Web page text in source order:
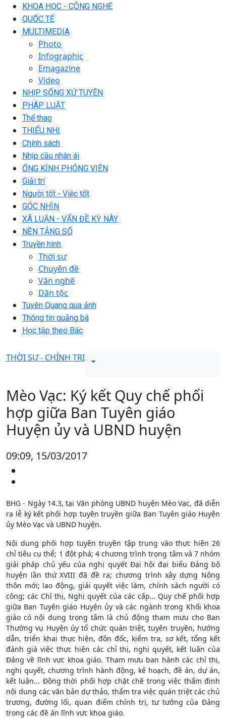
KHOA HỌC - CÔNG NGHỆ
QUỐC TẾ
MULTIMEDIA
Photo
Infographic
Emagazine
Video
NHỊP SỐNG XỨ TUYÊN
PHÁP LUẬT
Thể thao
THIẾU NHI
Chính sách
Nhịp cầu nhân ái
ỐNG KÍNH PHÓNG VIÊN
Giải trí
Người tốt - Việc tốt
GÓC NHÌN
XÃ LUẬN - VẤN ĐỀ KỲ NÀY
NỀN TẢNG SỐ
Truyền hình
Thời sự
Chuyên đề
Văn nghệ
Dân tộc
Tuyên Quang qua ảnh
Thông tin quảng bá
Học tập theo Bác
THỜI SỰ - CHÍNH TRỊ
Mèo Vạc: Ký kết Quy chế phối
hợp giữa Ban Tuyên giáo
Huyện ủy và UBND huyện
09:09, 15/03/2017
BHG - Ngày 14.3, tại Văn phòng UBND huyện Mèo Vạc, đã diễn
ra lễ ký kết phối hợp tuyên truyền giữa Ban Tuyên giáo Huyện
ủy Mèo Vạc và UBND huyện.
Nội dung phối hợp tuyên truyền tập trung vào thực hiện 26
chỉ tiêu cụ thể; 1 đột phá; 4 chương trình trọng tâm và 7 nhóm
giải pháp chủ yếu của nghị quyết Đại hội đại biểu Đảng bộ
huyện lần thứ XVIII đã đề ra; chương trình xây dựng Nông
thôn mới; lao động, giải quyết việc làm, chính sách người có
công; các Chỉ thị, Nghị quyết của các cấp… Quy chế phối hợp
giữa Ban Tuyên giáo Huyện ủy và các ngành trong Khối khoa
giáo có nội dung trọng tâm là chủ động tham mưu cho Ban
Thường vụ Huyện ủy tổ chức quán triệt, tuyên truyền, hướng
dẫn, triển khai thực hiện, đôn đốc, kiểm tra, sơ kết, tổng kết
đánh giá việc thực hiện các chỉ thị, nghị quyết, kết luận của
Đảng về lĩnh vực khoa giáo. Tham mưu ban hành các chỉ thị,
nghị quyết, chương trình hành động, kế hoạch, đề án, dự án,
kết luận... Đồng thời phối hợp chặt chẽ trong việc thẩm định
nội dung các văn bản dự thảo, thẩm tra việc quán triệt các chủ
trương, đường lối, quan điểm chính trị, tư tưởng của Đảng
trong các đề án lĩnh vực khoa giáo.